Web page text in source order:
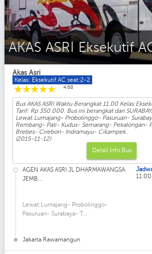
AKAS ASRI Eksekutif
Akas Asri
Kelas: Eksekutif AC seat:2-2
☆
☆
☆
☆
☆ 4.68
Bus AKAS ASRI Waktu Berangkat 11.00
Tarif: Rp 350.000. Bus ini berangkat dari
Lewat:Lumajang- Probolinggo- Pasuruan-
Rembang- Pati- Kudus- Semarang- Pekalongan-
Brebes- Cirebon- Indramayu- Cikampek.
(2015-11-12)
Detail Info Bus
AGEN AKAS ASRI JL DHARMAWANGSA
JEMB...
Lewat:Lumajang- Probolinggo-
Pasuruan- Surabaya- T...
Jakarta Rawamangun
11.00